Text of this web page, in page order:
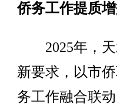
侨务工作提质
2025年，天
新要求，以市
务工作融合联